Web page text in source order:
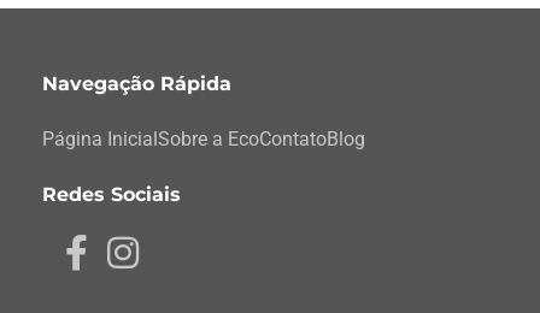
Navegação Rápida
Página Inicial Sobre a EcoContatoBlog
Redes Sociais